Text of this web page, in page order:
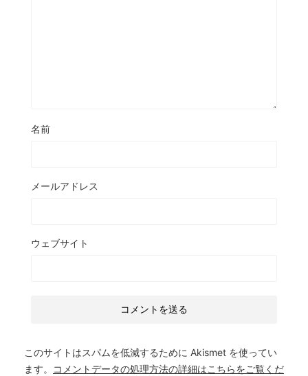
名前
メールアドレス
ウェブサイト
このサイトはスパムを低減するために Akismet を使ってい
ます。
コメントデータの処理方法の詳細はこちらをご覧くだ